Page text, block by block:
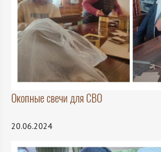
Окопные свечи для СВО
20.06.2024